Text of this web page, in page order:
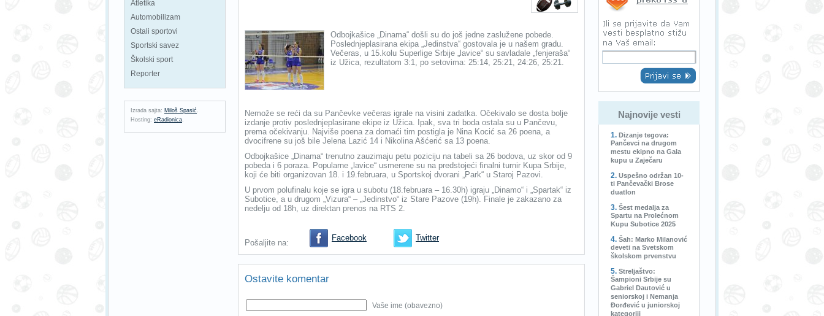
Atletika
Automobilizam
Ostali sportovi
Sportski savez
Školski sport
Reporter
Izrada sajta: Miloš Spasić .
Hosting: eRadionica.
Odbojkašice „Dinama“ došli su do još jedne zaslužene pobede.
Poslednjeplasirana ekipa „Jedinstva“ gostovala je u našem gradu.
Večeras, u 15.kolu Superlige Srbije „lavice“ su savladale „fenjeraša“
iz Užica, rezultatom 3:1, po setovima: 25:14, 25:21, 24:26, 25:21.
Nemože se reći da su Pančevke večeras igrale na visini zadatka. Očekivalo se dosta bolje
izdanje protiv poslednjeplasirane ekipe iz Užica. Ipak, sva tri boda ostala su u Pančevu,
prema očekivanju. Najviše poena za domaći tim postigla je Nina Kocić sa 26 poena, a
dvocifrene su još bile Jelena Lazić 14 i Nikolina Ašćerić sa 13 poena.
Odbojkašice „Dinama“ trenutno zauzimaju petu poziciju na tabeli sa 26 bodova, uz skor od 9
pobeda i 6 poraza. Popularne „lavice“ usmerene su na predstojeći finalni turnir Kupa Srbije,
koji će biti organizovan 18. i 19.februara, u Sportskoj dvorani „Park“ u Staroj Pazovi.
U prvom polufinalu koje se igra u subotu (18.februara – 16.30h) igraju „Dinamo“ i „Spartak“ iz
Subotice, a u drugom „Vizura“ – „Jedinstvo“ iz Stare Pazove (19h). Finale je zakazano za
nedelju od 18h, uz direktan prenos na RTS 2.
Pošaljite na:
Facebook Twitter
Ostavite komentar
Vaše ime (obavezno)
Najnovije vesti
Dizanje tegova:
Pančevci na drugom
mestu ekipno na Gala
kupu u Zaječaru
Uspešno održan 10-
ti Pančevački Brose
duatlon
Šest medalja za
Spartu na Prolećnom
Kupu Subotice 2025
Šah: Marko Milanović
deveti na Svetskom
školskom prvenstvu
Streljaštvo:
Šampioni Srbije su
Gabriel Dautović u
seniorskoj i Nemanja
Đorđević u juniorskoj
kategoriji